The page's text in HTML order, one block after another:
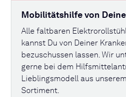
Mobilitätshilfe von
Alle faltbaren
kannst Du von Deiner
bezuschussen lassen. Wir
gerne bei dem
Lieblingsmodell aus
Sortiment.